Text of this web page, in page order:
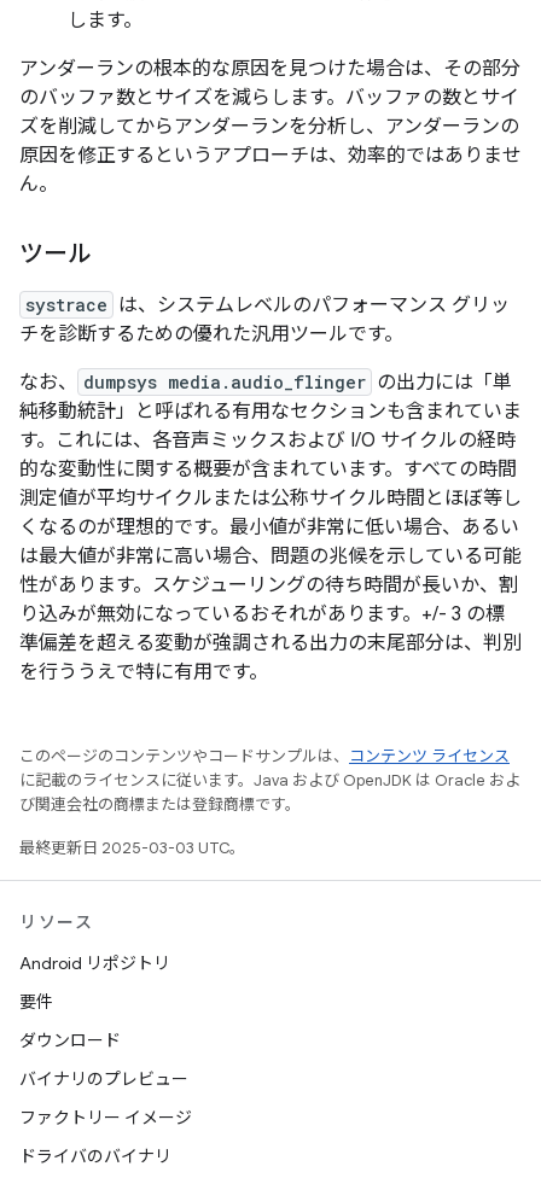
します。
アンダーランの根本的な原因を見つけた場合は、その部分
のバッファ数とサイズを減らします。バッファの数とサイ
ズを削減してからアンダーランを分析し、アンダーランの
原因を修正するというアプローチは、効率的ではありませ
ん。
ツール
systrace は、システムレベルのパフォーマンス グリッ
チを診断するための優れた汎用ツールです。
なお、
dumpsys media.audio_flinger の出力には「単
純移動統計」と呼ばれる有用なセクションも含まれていま
す。これには、各音声ミックスおよび I/O サイクルの経時
的な変動性に関する概要が含まれています。すべての時間
測定値が平均サイクルまたは公称サイクル時間とほぼ等し
くなるのが理想的です。最小値が非常に低い場合、あるい
は最大値が非常に高い場合、問題の兆候を示している可能
性があります。スケジューリングの待ち時間が長いか、割
り込みが無効になっているおそれがあります。+/- 3 の標
準偏差を超える変動が強調される出力の末尾部分は、判別
を行ううえで特に有用です。
このページのコンテンツやコードサンプルは、
コンテンツ ライセンス
に記載のライセンスに従います。Java および OpenJDK は Oracle およ
び関連会社の商標または登録商標です。
最終更新日 2025-03-03 UTC。
リソース
Android リポジトリ
要件
ダウンロード
バイナリのプレビュー
ファクトリー イメージ
ドライバのバイナリ